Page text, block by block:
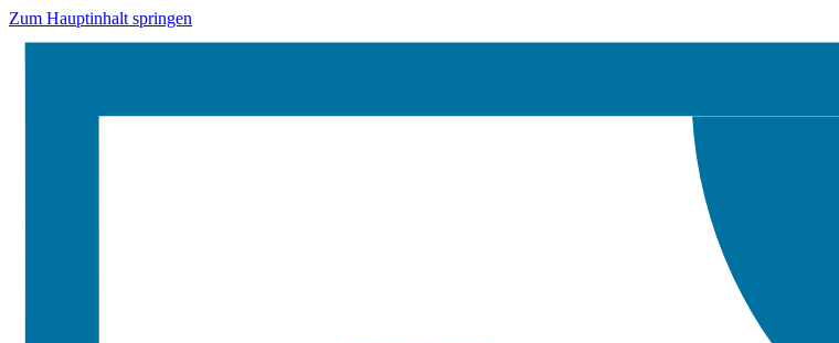
Zum Hauptinhalt springen